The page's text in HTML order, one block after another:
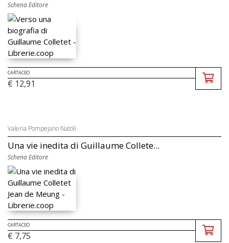
Schena Editore
CARTACEO
€ 12,91
Valeria Pompejano Natoli
Una vie inedita di Guillaume Collete...
Schena Editore
CARTACEO
€ 7,75